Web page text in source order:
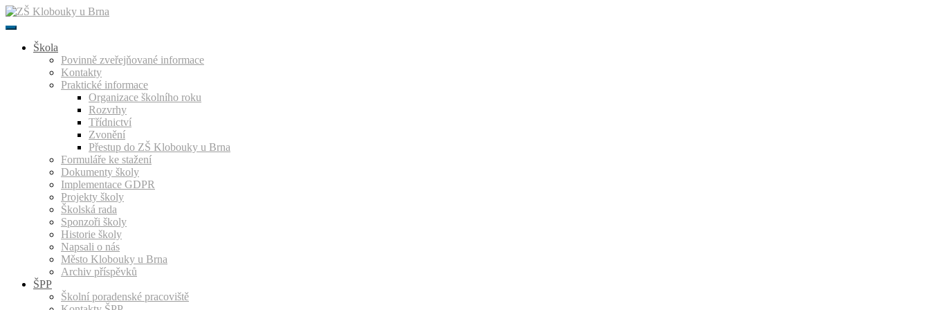
Přeskočit
k
Škola
Povinně zveřejňované informace
Kontakty
Praktické informace
Organizace školního roku
Rozvrhy
Třídnictví
Zvonění
Přestup do ZŠ Klobouky u Brna
Formuláře ke stažení
Dokumenty školy
Implementace GDPR
Projekty školy
Školská rada
Sponzoři školy
Historie školy
Napsali o nás
Město Klobouky u Brna
Archiv příspěvků
ŠPP
Školní poradenské pracoviště